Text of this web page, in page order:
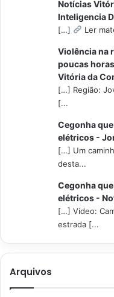
Notícias
Inteligencia
[…] Ler
Violência na
poucas
Vitória da
[…] Região:
[...
Cegonha
elétricos -
[…] Um
desta...
Cegonha
elétricos -
[…] Vídeo:
estrada [...
Arquivos